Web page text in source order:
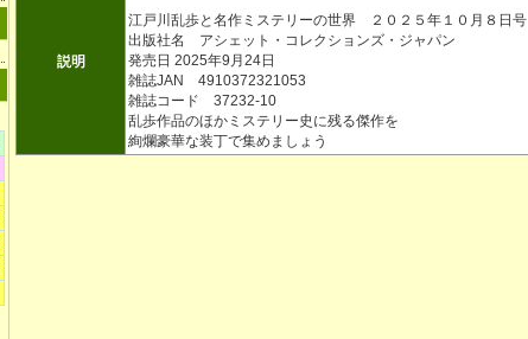
説明
江戸川乱歩と名作ミステリーの世界 ２０２５年１０月８日号
出版社名 アシェット・コレクションズ・ジャパン
発売日 2025年9月24日
雑誌JAN 4910372321053
雑誌コード 37232-10
乱歩作品のほかミステリー史に残る傑作を
絢爛豪華な装丁で集めましょう